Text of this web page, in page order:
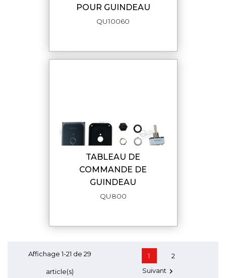
POUR GUINDEAU
QU10060
TABLEAU DE
COMMANDE DE
GUINDEAU
QU800
Affichage 1-21 de 29
article(s)
1
2
Suivant